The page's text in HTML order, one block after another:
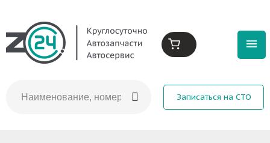
Записаться на СТО